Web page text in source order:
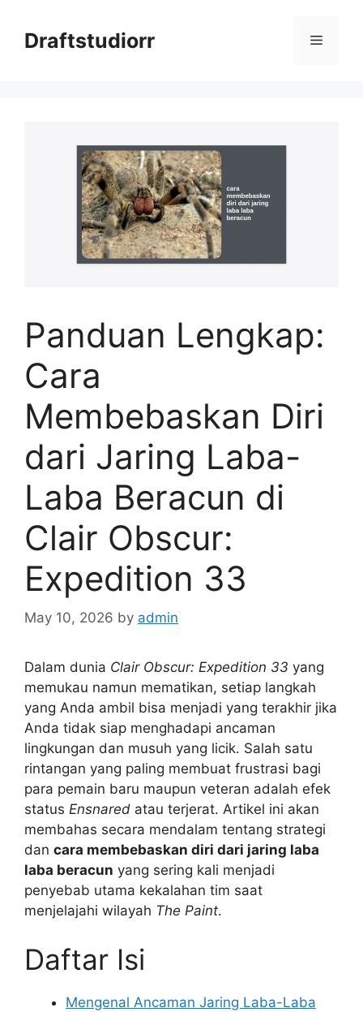
contentDraftstudiorr Menu
Panduan Lengkap:
Cara
Membebaskan Diri
dari Jaring Laba-
Laba Beracun di
Clair Obscur:
Expedition 33
May 10, 2026 by admin
Dalam dunia Clair Obscur: Expedition 33 yang
memukau namun mematikan, setiap langkah
yang Anda ambil bisa menjadi yang terakhir jika
Anda tidak siap menghadapi ancaman
lingkungan dan musuh yang licik. Salah satu
rintangan yang paling membuat frustrasi bagi
para pemain baru maupun veteran adalah efek
status Ensnared atau terjerat. Artikel ini akan
membahas secara mendalam tentang strategi
dan cara membebaskan diri dari jaring laba
laba beracun yang sering kali menjadi
penyebab utama kekalahan tim saat
menjelajahi wilayah The Paint.
Daftar Isi
Mengenal Ancaman Jaring Laba-Laba